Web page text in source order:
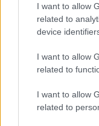
I want to allow
related to
device
I want to allow
related to
I want to allow
related to
Tortalapáttal
gyorsan ráraktam
összeillesztettem
erre a tészta. És
Mutatom,